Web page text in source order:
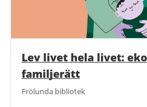
Lev livet hela livet:
familjerätt
Frölunda bibliotek